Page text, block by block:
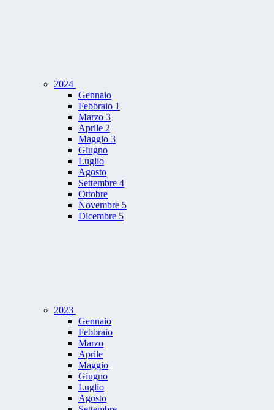
2024
Gennaio
Febbraio 1
Marzo 3
Aprile 2
Maggio 3
Giugno
Luglio
Agosto
Settembre 4
Ottobre
Novembre 5
Dicembre 5
2023
Gennaio
Febbraio
Marzo
Aprile
Maggio
Giugno
Luglio
Agosto